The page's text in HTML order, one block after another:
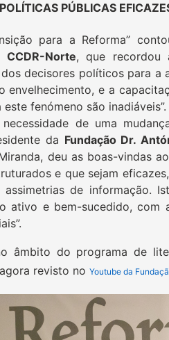
PÚBLICAS
para a Reforma”
CCDR-Norte, que recordou
decisores políticos para a
envelhecimento, e a
fenómeno são inadiáveis”.
necessidade de uma
da Fundação Dr.
deu as boas-vindas
e que sejam
assimetrias de informação.
ativo e bem-sucedido,
âmbito do programa de
revisto no Youtube da